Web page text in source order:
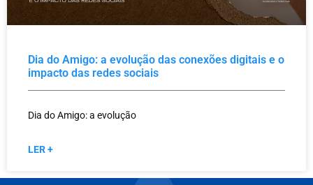
Dia do Amigo: a evolução das conexões digitais e o
impacto das redes sociais
Dia do Amigo: a evolução
LER +